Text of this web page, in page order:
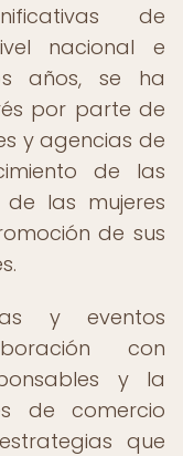
de
nacional e
años, se ha
por parte de
y agencias de
de las
las mujeres
de sus
y eventos
con
y la
de comercio
que